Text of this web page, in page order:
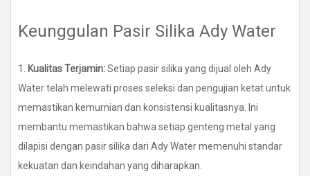
Keunggulan Pasir Silika Ady Water
1. Kualitas Terjamin:Setiap pasir silika yang dijual oleh Ady
Water telah melewati proses seleksi dan pengujian ketat untuk
memastikan kemurnian dan konsistensi kualitasnya. Ini
membantu memastikan bahwa setiap genteng metal yang
dilapisi dengan pasir silika dari Ady Water memenuhi standar
kekuatan dan keindahan yang diharapkan.